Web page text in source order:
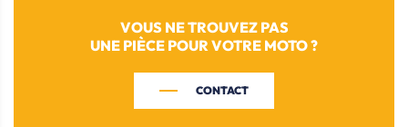
VOUS NE TROUVEZ PAS
UNE PIÈCE POUR VOTRE MOTO ?
CONTACT